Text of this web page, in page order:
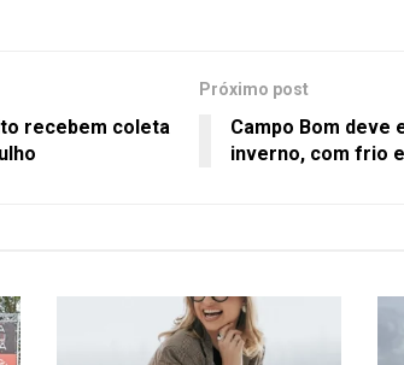
recebem coleta
Próximo post
Campo Bom deve
inverno, com frio